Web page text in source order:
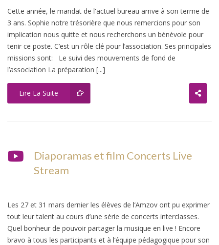
Cette année, le mandat de l'actuel bureau arrive à son terme de
3 ans. Sophie notre trésorière que nous remercions pour son
implication nous quitte et nous recherchons un bénévole pour
tenir ce poste. C’est un rôle clé pour l’association. Ses principales
missions sont: Le suivi des mouvements de fond de
l’association La préparation [...]
Lire La Suite
Diaporamas et film Concerts Live
Stream
Les 27 et 31 mars dernier les élèves de l’Amzov ont pu exprimer
tout leur talent au cours d’une série de concerts interclasses.
Quel bonheur de pouvoir partager la musique en live ! Encore
bravo à tous les participants et à l’équipe pédagogique pour son